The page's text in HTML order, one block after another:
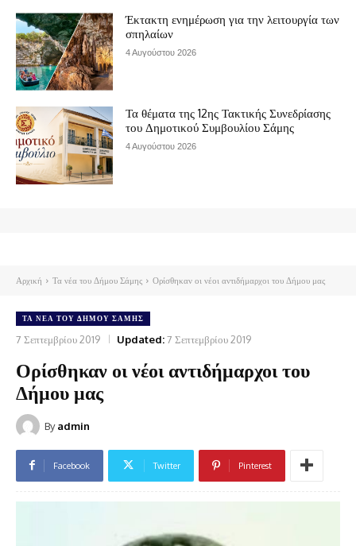
Έκτακτη ενημέρωση για την λειτουργία των
σπηλαίων
4 Αυγούστου 2026
Τα θέματα της 12ης Τακτικής Συνεδρίασης
του Δημοτικού Συμβουλίου Σάμης
4 Αυγούστου 2026